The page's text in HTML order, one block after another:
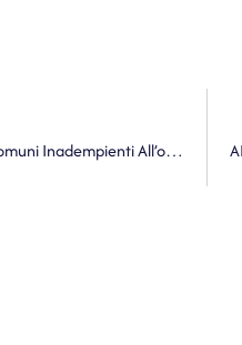
Ministero Dell’Interno. Nomina Del Commissario Sindaco Nei Comuni Inadempienti All’obbligo Di Invio Delle Certificazioni Di Cui All’articolo 1 Del Decreto Del Ministero Dell’interno, Di Concerto Con Il Ministero Dell’economia E Delle Finanze, Del 6 Giugno 2024